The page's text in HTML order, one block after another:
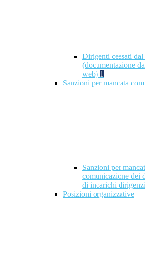
Dirigenti cessati
(documentazione
web) 1
Sanzioni per mancata
Sanzioni per
comunicazione dei
di incarichi
Posizioni organizzative